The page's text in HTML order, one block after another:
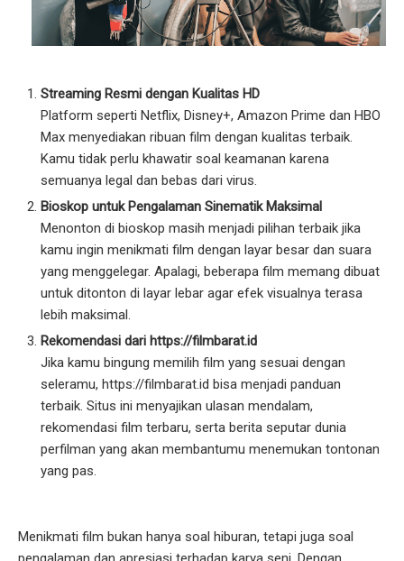
Streaming Resmi dengan Kualitas HD
Platform seperti Netflix, Disney+, Amazon Prime dan HBO
Max menyediakan ribuan film dengan kualitas terbaik.
Kamu tidak perlu khawatir soal keamanan karena
semuanya legal dan bebas dari virus.
Bioskop untuk Pengalaman Sinematik Maksimal
Menonton di bioskop masih menjadi pilihan terbaik jika
kamu ingin menikmati film dengan layar besar dan suara
yang menggelegar. Apalagi, beberapa film memang dibuat
untuk ditonton di layar lebar agar efek visualnya terasa
lebih maksimal.
Rekomendasi dari https://filmbarat.id
Jika kamu bingung memilih film yang sesuai dengan
seleramu, https://filmbarat.id bisa menjadi panduan
terbaik. Situs ini menyajikan ulasan mendalam,
rekomendasi film terbaru, serta berita seputar dunia
perfilman yang akan membantumu menemukan tontonan
yang pas.
Menikmati film bukan hanya soal hiburan, tetapi juga soal